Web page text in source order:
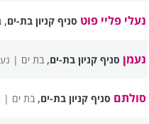
נעלי פליי פוט סניף קניון בת-ים,
נעמן סניף קניון בת-ים,בת ים |
סולתם סניף קניון בת-ים,בת ים |